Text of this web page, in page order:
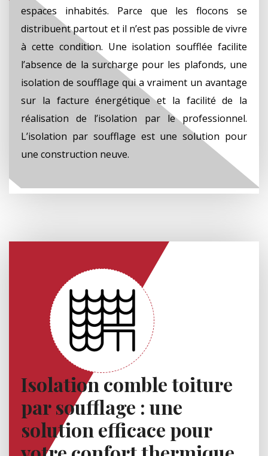
espaces inhabités. Parce que les flocons se
distribuent partout et il n’est pas possible de vivre
à cette condition. Une isolation soufflée facilite
l’absence de la surcharge pour les plafonds, une
isolation de soufflage qui a vraiment un avantage
sur la facture énergétique et la facilité de la
réalisation de l’isolation par le professionnel.
L’isolation par soufflage est une solution pour
une construction neuve.
Isolation comble toiture
par soufflage : une
solution efficace pour